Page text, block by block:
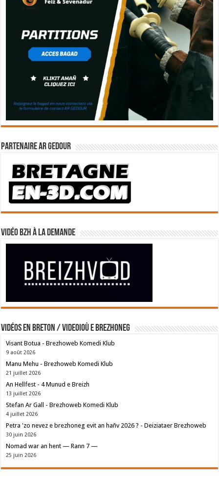
Partenaire Ar Gedour
Vidéo BZH à la demande
Vidéos en breton / Videoioù e brezhoneg
Visant Botua - Brezhoweb Komedi Klub
9 août 2026
Manu Mehu - Brezhoweb Komedi Klub
21 juillet 2026
An Hellfest - 4 Munud e Breizh
13 juillet 2026
Stefan Ar Gall - Brezhoweb Komedi Klub
4 juillet 2026
Petra 'zo nevez e brezhoneg evit an hañv 2026 ? - Deiziataer Brezhoweb
30 juin 2026
Nomad war an hent — Rann 7 —
25 juin 2026